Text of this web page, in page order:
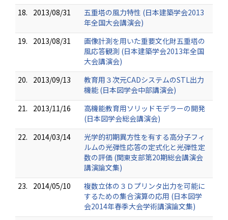
18.
2013/08/31
五重塔の風力特性 (日本建築学会2013
年全国大会講演会)
19.
2013/08/31
画像計測を用いた重要文化財五重塔の
風応答観測 (日本建築学会2013年全国
大会講演会)
20.
2013/09/13
教育用３次元CADシステムのSTL出力
機能 (日本図学会中部講演会)
21.
2013/11/16
高機能教育用ソリッドモデラーの開発
(日本図学会総会講演会)
22.
2014/03/14
光学的初期異方性を有する高分子フィ
ルムの光弾性応答の定式化と光弾性定
数の評価 (関東支部第20期総会講演会
講演論文集)
23.
2014/05/10
複数立体の３Ｄプリンタ出力を可能に
するための集合演算の応用 (日本図学
会2014年春季大会学術講演論文集)